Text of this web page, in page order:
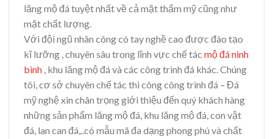
lăng mộ đá tuyệt nhất về cả mặt thẩm mỹ cũng như
mặt chất lượng.
Với đội ngũ nhân công có tay nghề cao được đào tạo
kĩ lưỡng , chuyên sâu trong lĩnh vực chế tác mộ đá ninh
bình , khu lăng mộ đá và các công trình đá khác. Chúng
tôi, cơ sở chuyên chế tác thi công công trình đá – Đá
mỹ nghệ xin chân trọng giới thiệu đến quý khách hàng
những sản phẩm lăng mộ đá, khu lăng mộ đá, con vật
đá, lan can đá,..có mẫu mã đa dạng phong phú và chất